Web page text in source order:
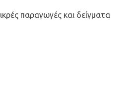
παραγωγές και δείγματα